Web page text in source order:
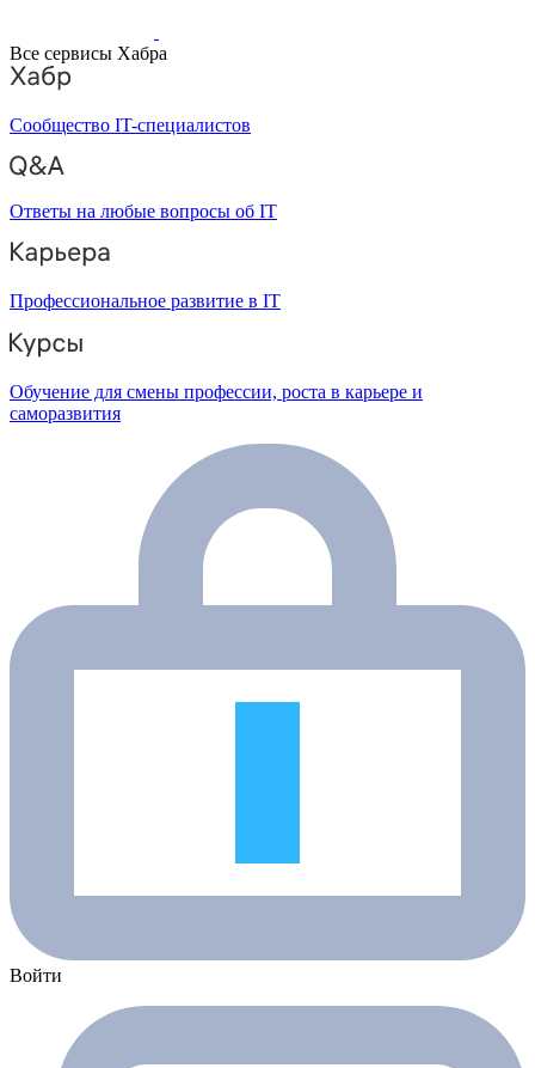
Все сервисы Хабра
Сообщество IT-специалистов
Ответы на любые вопросы об IT
Профессиональное развитие в IT
Обучение для смены профессии, роста в карьере и
саморазвития
Войти